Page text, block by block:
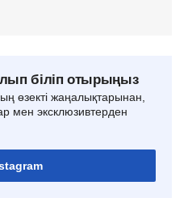
біліп отырыңыз
өзекті жаңалықтарынан,
мен эксклюзивтерден